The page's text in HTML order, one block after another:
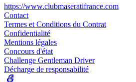
https://www.clubmaseratifrance.com
Contact
Termes et Conditions du Contrat
Confidentialité
Mentions légales
Concours d'état
Challenge Gentleman Driver
Décharge de responsabilité